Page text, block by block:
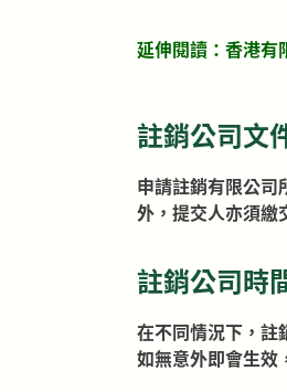
延伸閱讀： 香港有
註銷公司文
申請註銷有限公司
外，提交人亦須繳
註銷公司時
在不同情況下，註
如無意外即會生效